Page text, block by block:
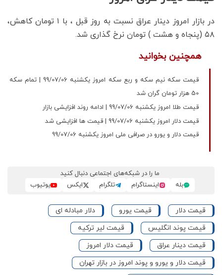
در بازار امروز دینار عراق نسبت به روز قبل ، با ۱ تومان کاهش،
۵۸ (پنجاه و هشت ) تومان نرخ گذاری شد.
همچنین بخوانید
قیمت سکه نیم سکه و ربع سکه امروز یکشنبه 99/07/06 | تمام سکه
50 هزار تومان گران شد
قیمت طلا امروز یکشنبه 99/07/06 | ادامه روند افزایشی بازار
قیمت دلار امروز یکشنبه 99/07/06 | قیمت ها افزایشی شد
قیمت دلار و یورو در صرافی ملی امروز یکشنبه 99/07/06
ما را در شبکه‌های اجتماعی دنبال کنید
بله
اینستاگرام تلگرام ایکس یوتیوب
قیمت دلار قیمت یورو
دلار مبادله ای
قیمت پوند انگلیس
قیمت لیر ترکیه
قیمت دینار عراق
قیمت دلار امروز
قیمت دلار و یورو و پوند امروز در بازار تهران